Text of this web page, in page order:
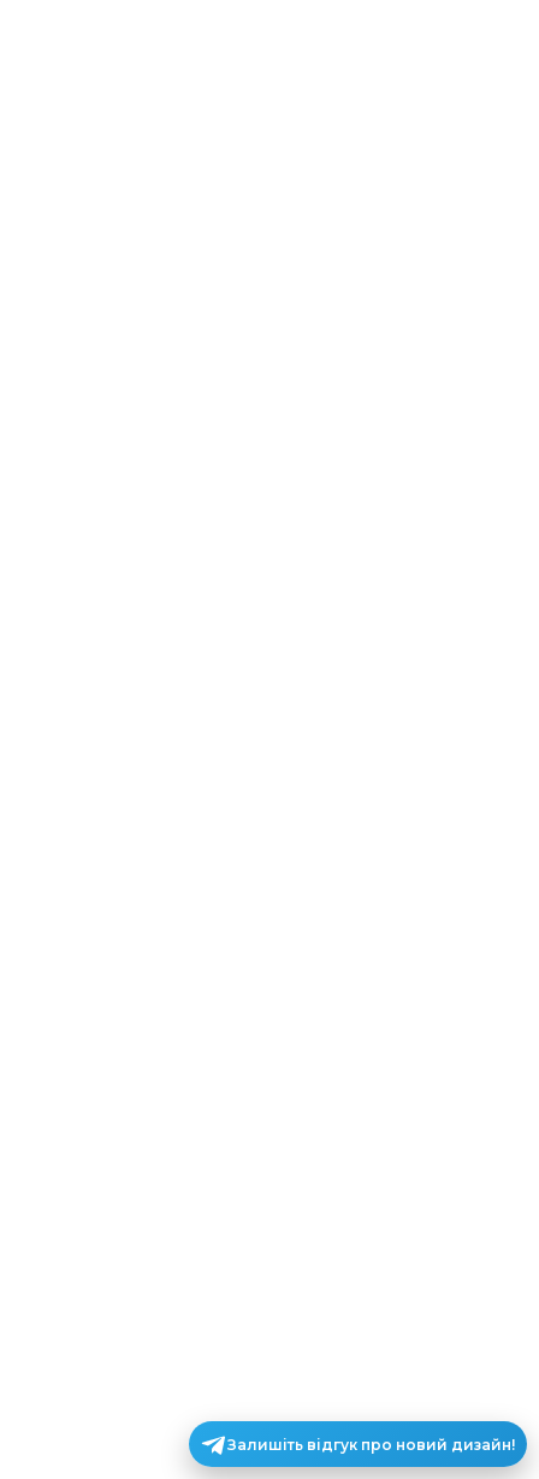
Залишіть відгук про новий дизайн!